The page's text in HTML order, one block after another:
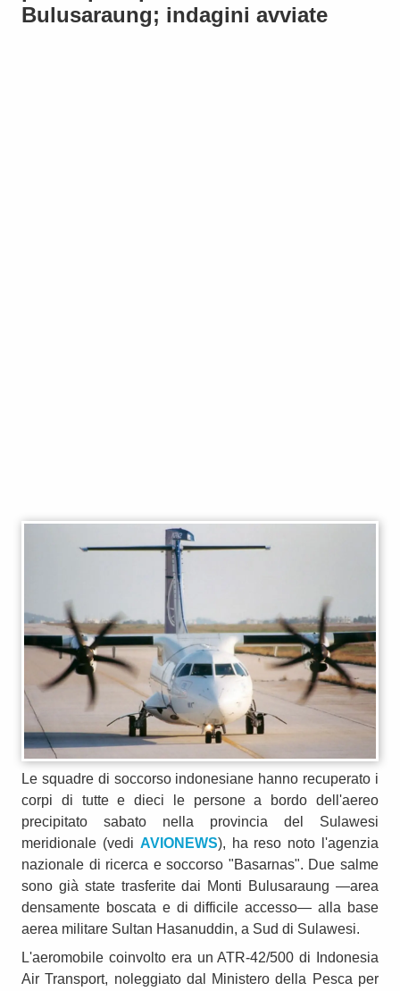
Bulusaraung; indagini avviate
Le squadre di soccorso indonesiane hanno recuperato i
corpi di tutte e dieci le persone a bordo dell'aereo
precipitato sabato nella provincia del Sulawesi
meridionale (vedi AVIONEWS), ha reso noto l'agenzia
nazionale di ricerca e soccorso "Basarnas". Due salme
sono già state trasferite dai Monti Bulusaraung —area
densamente boscata e di difficile accesso— alla base
aerea militare Sultan Hasanuddin, a Sud di Sulawesi.
L'aeromobile coinvolto era un ATR-42/500 di Indonesia
Air Transport, noleggiato dal Ministero della Pesca per